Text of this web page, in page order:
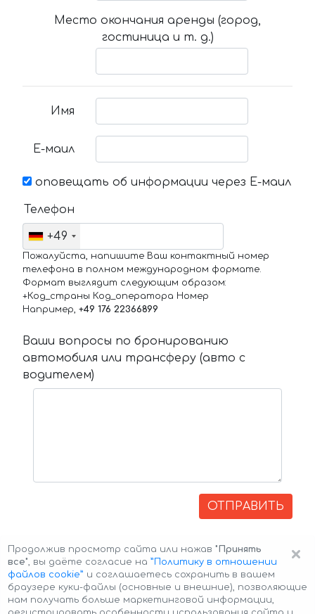
Место окончания аренды (город,
гостиница и т. д.)
Имя
Е-маил
оповещать об информации через Е-маил
Телефон
+49
Пожалуйста, напишите Ваш контактный номер
телефона в полном международном формате.
Формат выглядит следующим образом:
+Код_страны Код_оператора Номер
Например, +49 176 22366899
Ваши вопросы по бронированию
автомобиля или трансферу (авто с
водителем)
ОТПРАВИТЬ
×
Продолжив просмотр сайта или нажав "Принять
все", вы даёте согласие на ”Политику в отношении
файлов cookie” и соглашаетесь сохранить в вашем
браузере куки-файлы (основные и внешние), позволяющие
нам получать больше маркетинговой информации,